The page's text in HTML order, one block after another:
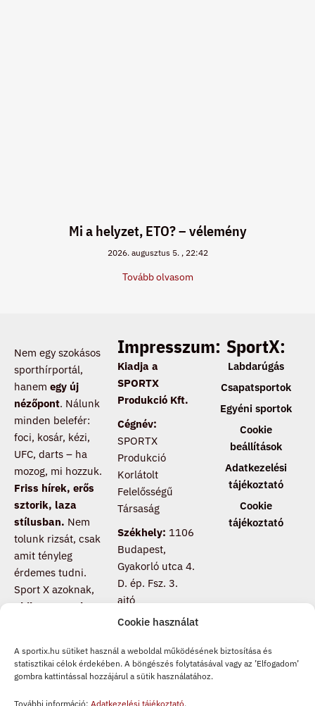
Cookie használat
A sportix.hu sütiket használ a weboldal működésének biztosítása és
statisztikai célok érdekében. A böngészés folytatásával vagy az ’Elfogadom’
gombra kattintással hozzájárul a sütik használatához.
További információ: Adatkezelési tájékoztató.
Mi a helyzet, ETO? – vélemény
2026. augusztus 5. 22:42
Tovább olvasom
Nem egy szokásos
sporthírportál,
hanem egy új
nézőpont. Nálunk
minden belefér:
foci, kosár, kézi,
UFC, darts – ha
mozog, mi hozzuk.
Friss hírek, erős
sztorik, laza
stílusban. Nem
tolunk rizsát, csak
amit tényleg
érdemes tudni.
Sport X azoknak,
akik nem csak
Csatlakozz, ha te
is másképp
Impresszum:
Kiadja a
SPORTX
Produkció Kft.
Cégnév:
SPORTX
Produkció
Korlátolt
Felelősségű
Társaság
Székhely: 1106
Budapest,
Gyakorló utca 4.
D. ép. Fsz. 3.
ajtó
SportX:
Labdarúgás
Csapatsportok
Egyéni sportok
Cookie
beállítások
Adatkezelési
tájékoztató
Cookie
tájékoztató